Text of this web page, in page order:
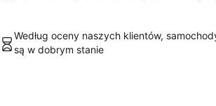
Według oceny naszych klientów,
są w dobrym stanie